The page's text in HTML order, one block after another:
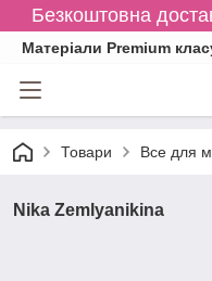
Безкоштовна
Матеріали Premium
Товари Все для
Nika Zemlyanikina